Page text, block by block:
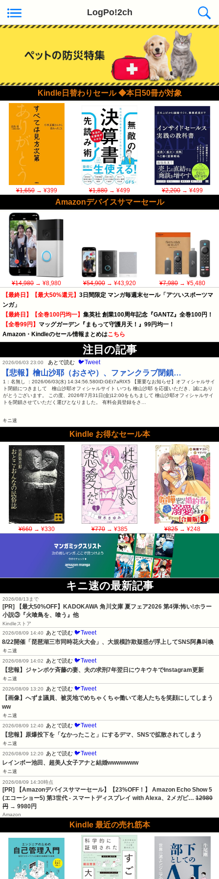
LogPo!2ch
Kindle日替わりセール ◆本日50冊が対象
¥1,650→ ¥399 ¥1,880→ ¥499 ¥2,200→ ¥499
Amazonデバイスサマーセール
¥14,980→ ¥8,980 ¥54,900→ ¥43,920 ¥7,980→ ¥5,480
【最終日】【最大50%還元】 3日間限定 マンガ毎週末セール「アツいスポーツマ
ンガ」
【最終日】【全巻100円均一】 集英社 創業100周年記念『GANTZ』全巻100円！
【全巻99円】 マッグガーデン『まもって守護月天！』99円均一！
Amazon・Kindleのセール情報まとめはこちら
注目の記事
2026/06/03 23:00 あとで読む 🐦Tweet
【悲報】檜山沙耶（おさや）、ファンクラブ閉鎖…
1：名無し ：2026/06/03(水) 14:34:56.580ID:GEt7aRIX5 【重要なお知らせ】オフィシャルサイ
ト閉鎖につきまして 檜山沙耶オフィシャルサイト いつも 檜山沙耶 を応援いただき、誠にあり
がとうございます。 この度、2026年7月31日(金)12:00をもちまして 檜山沙耶オフィシャルサイ
トを閉鎖させていただく運びとなりました。 有料会員登録をさ…
キニ速
Kindle お得なセール本
¥660→ ¥330 ¥770→ ¥385 ¥825→ ¥248
キニ速の最新記事
2026/08/13まで
[PR] 【最大50%OFF】KADOKAWA 角川文庫 夏フェア2026 第4弾:怖い!ホラー
小説③『火喰鳥を、喰う』他
Kindleストア
2026/08/09 14:40
あとで読む 🐦Tweet
8/22開催「琵琶湖三市同時花火大会」、大規模詐欺疑惑が浮上してSNS阿鼻叫喚
キニ速
2026/08/09 14:02
あとで読む 🐦Tweet
【悲報】ジャンポケ斉藤の妻、夫の求刑7年翌日にウキウキでInstagram更新
キニ速
2026/08/09 13:20
あとで読む 🐦Tweet
【画像】へずま議員、被災地でめちゃくちゃ働いて老人たちを笑顔にしてしまう
ww
キニ速
2026/08/09 12:40
あとで読む 🐦Tweet
【悲報】原爆投下を「なかったこと」にするデマ、SNSで拡散されてしまう
キニ速
2026/08/09 12:20
あとで読む 🐦Tweet
レインボー池田、超美人女子アナと結婚wwwwwww
キニ速
2026/08/09 14:30時点
[PR] 【Amazonデバイスサマーセール】【23%OFF！】 Amazon Echo Show 5
(エコーショー5) 第3世代 - スマートディスプレイ with Alexa、2メガピ… 12980
円 → 9980円
Amazon
Kindle 最近の売れ筋本